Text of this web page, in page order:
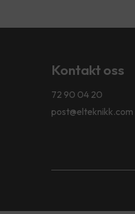
Kontakt oss
72 90 04 20
post@elteknikk.com